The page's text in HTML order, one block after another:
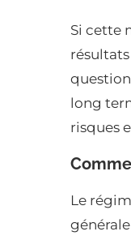
Si cette
long
risques
Le